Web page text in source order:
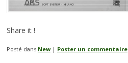
Share it !
Posté dans New | Poster un commentaire